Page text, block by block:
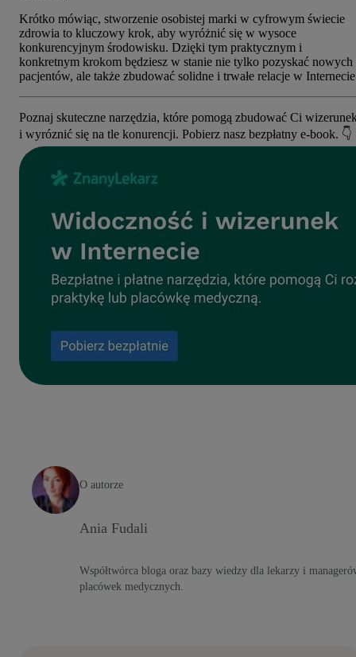
Krótko mówiąc, stworzenie osobistej marki w cyfrowym świecie
zdrowia to kluczowy krok, aby wyróżnić się w wysoce
konkurencyjnym środowisku. Dzięki tym praktycznym i
konkretnym krokom będziesz w stanie nie tylko pozyskać nowych
pacjentów, ale także zbudować solidne i trwałe relacje w
Poznaj skuteczne narzędzia, które pomogą zbudować Ci
i wyróznić się na tle konurencji. Pobierz nasz bezpłatny e-book. 👇
O autorze
Ania Fudali
Współtwórca bloga oraz bazy wiedzy dla lekarzy i
placówek medycznych.